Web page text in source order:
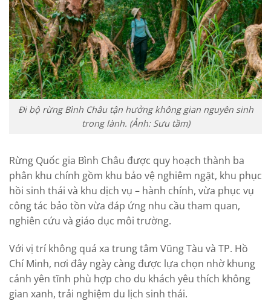
Đi bộ rừng Bình Châu tận hưởng không gian nguyên sinh
trong lành. (Ảnh: Sưu tầm)
Rừng Quốc gia Bình Châu được quy hoạch thành ba
phân khu chính gồm khu bảo vệ nghiêm ngặt, khu phục
hồi sinh thái và khu dịch vụ – hành chính, vừa phục vụ
công tác bảo tồn vừa đáp ứng nhu cầu tham quan,
nghiên cứu và giáo dục môi trường.
Với vị trí không quá xa trung tâm Vũng Tàu và TP. Hồ
Chí Minh, nơi đây ngày càng được lựa chọn nhờ khung
cảnh yên tĩnh phù hợp cho du khách yêu thích không
gian xanh, trải nghiệm du lịch sinh thái.